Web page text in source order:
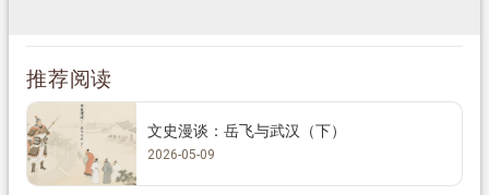
推荐阅读
文史漫谈：岳飞与武汉（下）
2026-05-09